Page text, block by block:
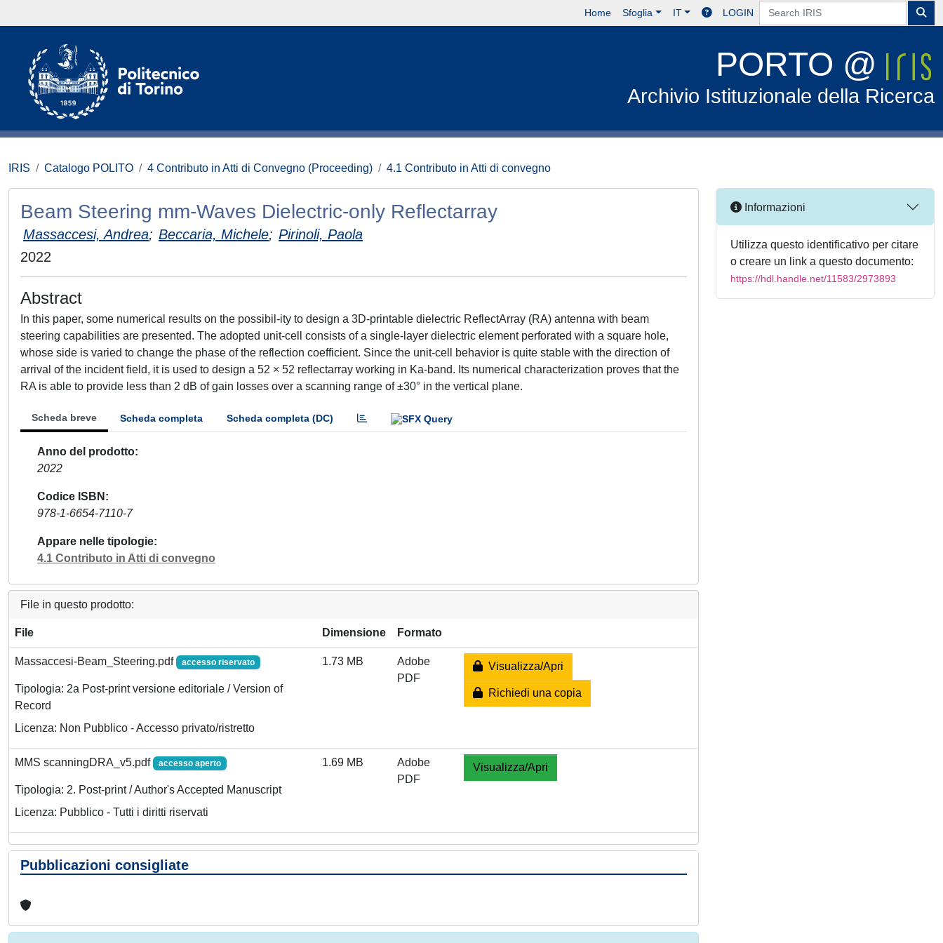
Home Sfoglia IT LOGIN
PORTO @
Archivio Istituzionale della Ricerca
IRIS Catalogo POLITO 4 Contributo in Atti di Convegno (Proceeding) 4.1 Contributo in Atti di convegno
Beam Steering mm-Waves Dielectric-only Reflectarray
Massaccesi, Andrea; Beccaria, Michele; Pirinoli, Paola
2022
Abstract
In this paper, some numerical results on the possibil-ity to design a 3D-printable dielectric ReflectArray (RA) antenna with beam
steering capabilities are presented. The adopted unit-cell consists of a single-layer dielectric element perforated with a square hole,
whose side is varied to change the phase of the reflection coefficient. Since the unit-cell behavior is quite stable with the direction of
arrival of the incident field, it is used to design a 52 × 52 reflectarray working in Ka-band. Its numerical characterization proves that the
RA is able to provide less than 2 dB of gain losses over a scanning range of ±30° in the vertical plane.
Scheda breve Scheda completa Scheda completa (DC)
Anno del prodotto
2022
Codice ISBN
978-1-6654-7110-7
Appare nelle tipologie
4.1 Contributo in Atti di convegno
File in questo prodotto:
File Dimensione Formato
Massaccesi-Beam_Steering.pdf accesso riservato
Tipologia: 2a Post-print versione editoriale / Version of
Record
Licenza: Non Pubblico - Accesso privato/ristretto
1.73 MB
Adobe
PDF
Visualizza/Apri
Richiedi una copia
MMS scanningDRA_v5.pdf accesso aperto
Tipologia: 2. Post-print / Author's Accepted Manuscript
Licenza: Pubblico - Tutti i diritti riservati
1.69 MB
Adobe
PDF
Visualizza/Apri
Pubblicazioni consigliate
Informazioni
Utilizza questo identificativo per citare
o creare un link a questo documento:
https://hdl.handle.net/11583/2973893